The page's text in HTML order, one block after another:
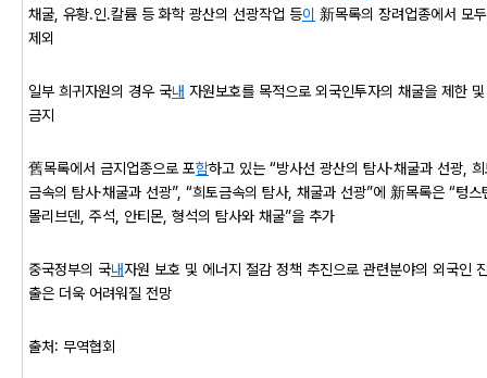
채굴, 유황․인․칼륨 등 화학 광산의 선광작업 등이
新목록의 장려업종에서 모두
제외
일부 희귀자원의 경우 국내 자원보호를 목적으로 외국인투자의 채굴을 제한 및
금지
舊목록에서 금지업종으로 포함하고 있는 “방사선 광산의 탐사·채굴과 선광,
금속의 탐사·채굴과 선광”, “희토금속의 탐사, 채굴과 선광”에 新목록은 “텅스
몰리브덴, 주석, 안티몬, 형석의 탐사와 채굴”을 추가
중국정부의 국내자원 보호 및 에너지 절감 정책 추진으로 관련분야의 외국인
출은 더욱 어려워질 전망
출처: 무역협회